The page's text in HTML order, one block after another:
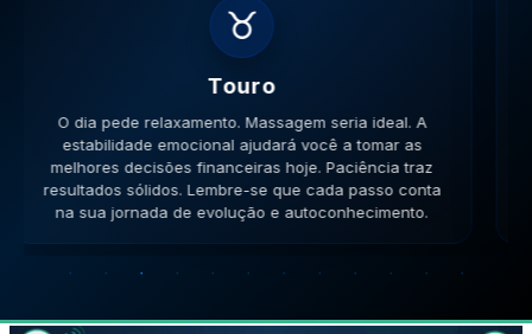
♊
Gemeos
O dia pede movimento. Caminhe, corra, pedale. A
versatilidade é seu ponto forte; use-a para resolver
impasses de forma criativa. A versatilidade ajudará no
sucesso. Lembre-se que cada passo conta na sua
jornada de evolução e autoconhecimento.